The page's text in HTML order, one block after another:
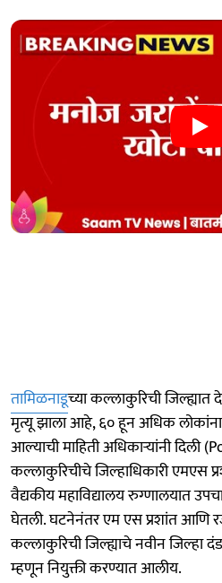
तामिळनाडूच्या कल्लाकुरिची
मृत्यू झाला आहे, ६० हून अधिक
आल्याची माहिती अधिकाऱ्यांनी
कल्लाकुरिचीचे जिल्हाधिकारी एमएस
वैद्यकीय महाविद्यालय रुग्णालयात
घेतली. घटनेनंतर एम एस प्रशांत आणि
कल्लाकुरिची जिल्ह्याचे नवीन जिल्हा
म्हणून नियुक्ती करण्यात आलीय.